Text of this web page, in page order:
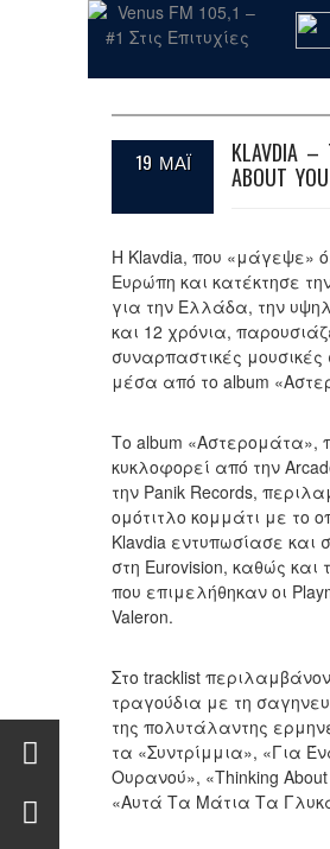
19 ΜΑΪ
KLAVDIA –
ABOUT YOU
Η Klavdia, που «μάγεψε»
Ευρώπη και κατέκτησε
για την Ελλάδα, την
και 12 χρόνια,
συναρπαστικές μουσικές
μέσα από το album
Το album «Αστερομάτα»,
κυκλοφορεί από την
την Panik Records,
ομότιτλο κομμάτι με το
Klavdia εντυπωσίασε και
στη Eurovision, καθώς και
που επιμελήθηκαν οι
Valeron.
Στο tracklist
τραγούδια με τη
της πολυτάλαντης
τα «Συντρίμμια», «Για
Ουρανού», «Thinking About
«Αυτά Τα Μάτια Τα